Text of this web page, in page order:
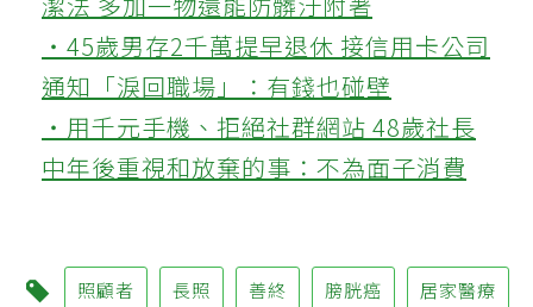
‧45歲男存2千萬提早退休 接信用卡公司
通知「淚回職場」：有錢也碰壁
‧用千元手機、拒絕社群網站 48歲社長
中年後重視和放棄的事：不為面子消費
照顧者 長照 善終 膀胱癌 居家醫療